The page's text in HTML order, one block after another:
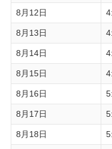
8月12日
8月13日
8月14日
8月15日
8月16日
8月17日
8月18日